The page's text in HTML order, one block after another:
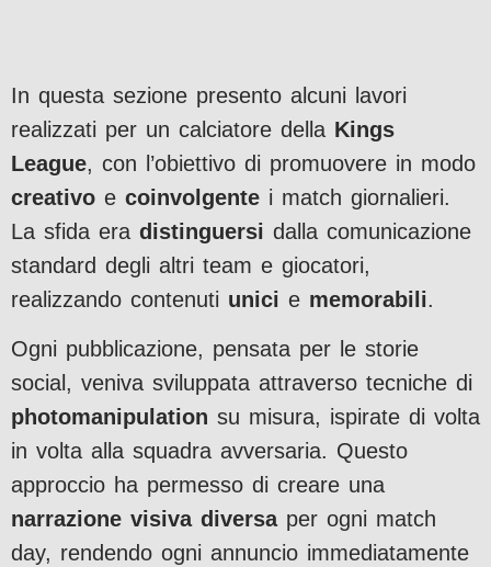
In questa sezione presento alcuni lavori
realizzati per un calciatore della Kings
League, con l’obiettivo di promuovere in modo
creativo e coinvolgente i match giornalieri.
La sfida era distinguersi dalla comunicazione
standard degli altri team e giocatori,
realizzando contenuti unici e memorabili.
Ogni pubblicazione, pensata per le storie
social, veniva sviluppata attraverso tecniche di
photomanipulation su misura, ispirate di volta
in volta alla squadra avversaria. Questo
approccio ha permesso di creare una
narrazione visiva diversaper ogni match
day, rendendo ogni annuncio immediatamente